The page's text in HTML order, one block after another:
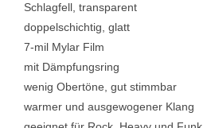
Schlagfell, transparent
doppelschichtig, glatt
7-mil Mylar Film
mit Dämpfungsring
wenig Obertöne, gut stimmbar
warmer und ausgewogener Klang